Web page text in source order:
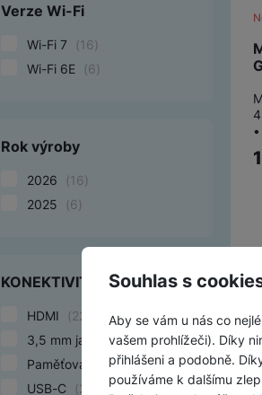
Souhlas s
Aby se vám u nás co
vašem prohlížeči). Díky
přihlášeni a podobně.
používáme k dalšímu
Verze Wi-Fi
Wi-Fi 7 (16)
Wi-Fi 6E
(6)
Rok výroby
2026 (16)
2025
(6)
KONEKTIVITA
HDMI (22
3,5 mm jack
(22)
Paměťová karta (22)
USB-C
(22